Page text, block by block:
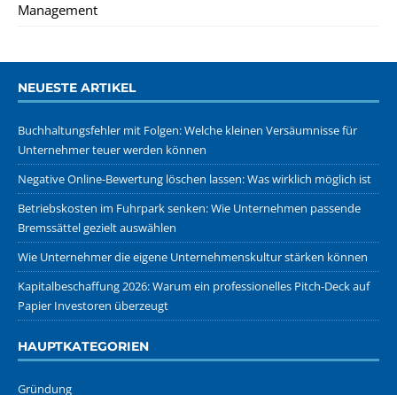
Management
NEUESTE ARTIKEL
Buchhaltungsfehler mit Folgen: Welche kleinen Versäumnisse für
Unternehmer teuer werden können
Negative Online-Bewertung löschen lassen: Was wirklich möglich ist
Betriebskosten im Fuhrpark senken: Wie Unternehmen passende
Bremssättel gezielt auswählen
Wie Unternehmer die eigene Unternehmenskultur stärken können
Kapitalbeschaffung 2026: Warum ein professionelles Pitch-Deck auf
Papier Investoren überzeugt
HAUPTKATEGORIEN
Gründung